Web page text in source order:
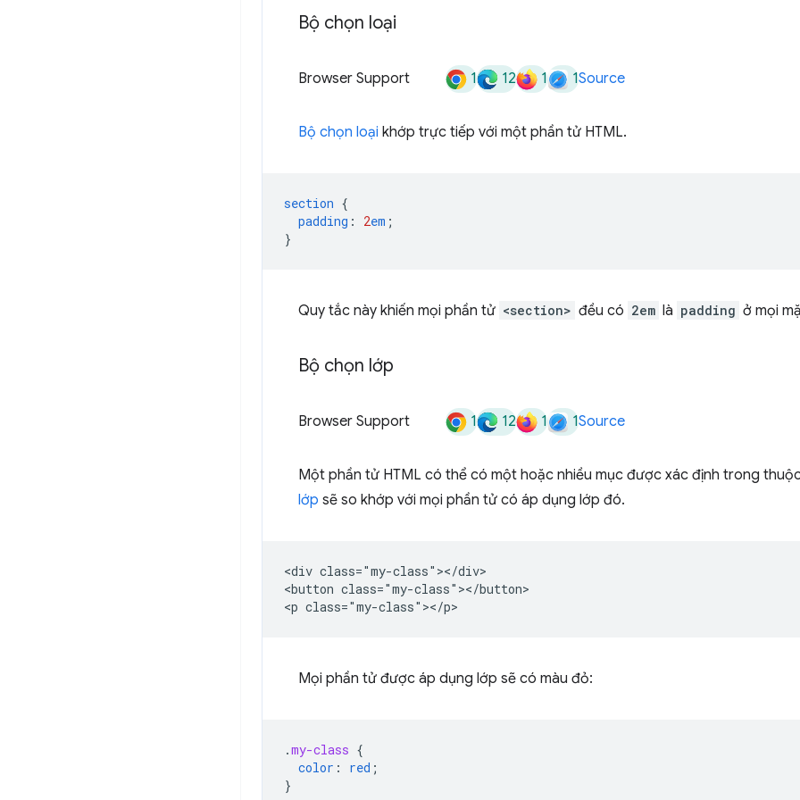
Bộ chọn loại
Browser Support 1 12 1 1Source
Bộ chọn loại khớp trực tiếp với một phần tử HTML.
section {
padding : 2em ;
}
Quy tắc này khiến mọi phần tử <section> đều có 2em là padding ở mọi
Bộ chọn lớp
Browser Support 1 12 1 1Source
Một phần tử HTML có thể có một hoặc nhiều mục được xác định trong
lớp sẽ so khớp với mọi phần tử có áp dụng lớp đó.
<div class="my-class"></div>
<button class="my-class"></button>
Mọi phần tử được áp dụng lớp sẽ có màu đỏ:
.my-class {
color : red ;
}